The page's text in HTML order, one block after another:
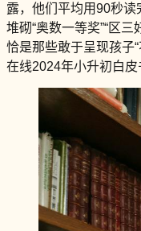
露，他们平均用90秒
堆砌“奥数一等奖”“区
恰是那些敢于呈现孩子
在线2024年小升初白